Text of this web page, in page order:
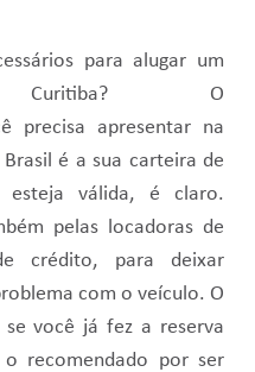
para alugar um
O
precisa apresentar na
é a sua carteira de
esteja válida, é claro.
pelas locadoras de
crédito, para deixar
com o veículo. O
você já fez a reserva
recomendado por ser